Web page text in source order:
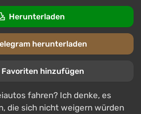
Herunterladen
herunterladen
Favoriten hinzufügen
fahren? Ich denke, es
die sich nicht weigern würden